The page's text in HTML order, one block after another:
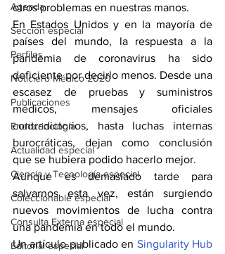
Agenda
Sección especial
Perfiles
Noticiero Médico 2020
Publicaciones
Endocrinología
Actualidad especial
Ciencia y Tecnología especial
Coleccionable especial
Consulta Externa especial
Editorial especial
otros problemas en nuestras manos.
En Estados Unidos y en la mayoría de
países del mundo, la respuesta a la
pandemia de coronavirus ha sido
deficiente por decirlo menos. Desde una
escasez de pruebas y suministros
médicos, mensajes oficiales
contradictorios, hasta luchas internas
burocráticas, dejan como conclusión
que se hubiera podido hacerlo mejor.
Aunque es demasiado tarde para
salvarnos esta vez, están surgiendo
nuevos movimientos de lucha contra
una pandemia en todo el mundo.
Un artículo publicado en Singularity Hub